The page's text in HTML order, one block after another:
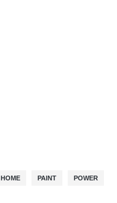
HOME PAINT POWER